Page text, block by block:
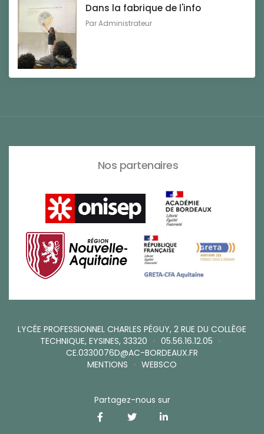
Dans la fabrique de l'info
ParAdministrateur
Nos partenaires
LYCÉE PROFESSIONNEL CHARLES PÉGUY, 2 RUE DU COLLÈGE
TECHNIQUE, EYSINES, 33320 • 05.56.16.12.05 •
CE.0330076D@AC-BORDEAUX.FR
MENTIONS • WEBSCO
Partagez-nous sur